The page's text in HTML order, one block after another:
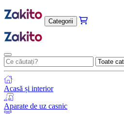
Categorii
Acasă și interior
Aparate de uz casnic